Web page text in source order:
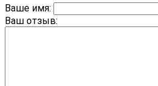
Ваше имя:
Ваш отзыв: